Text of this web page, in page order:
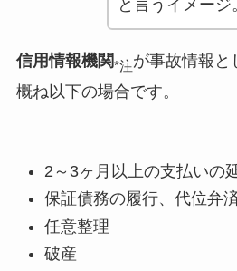
と言うイメージ
信用情報機関*注が事故情報と
概ね以下の場合です。
2～3ヶ月以上の支払いの
保証債務の履行、代位弁
任意整理
破産